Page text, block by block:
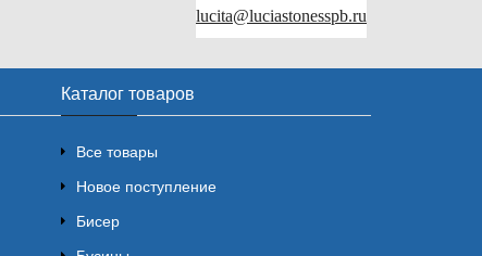
lucita@luciastonesspb.ru
Каталог товаров
Все товары
Новое поступление
Бисер